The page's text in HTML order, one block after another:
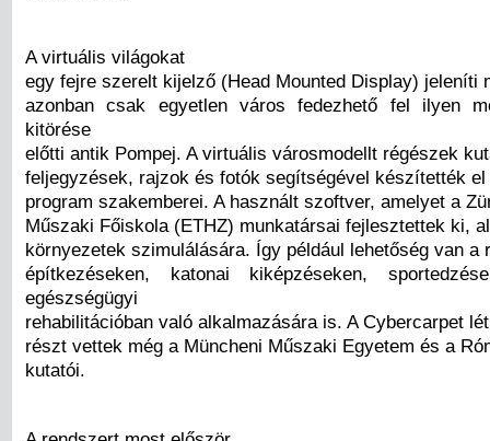
A virtuális világokat
egy fejre szerelt kijelző (Head Mounted Display) jeleníti
azonban csak egyetlen város fedezhető fel ilyen
kitörése
előtti antik Pompej. A virtuális városmodellt régészek
feljegyzések, rajzok és fotók segítségével készítették
program szakemberei. A használt szoftver, amelyet a
Műszaki Főiskola (ETHZ) munkatársai fejlesztettek ki,
környezetek szimulálására. Így például lehetőség van a
építkezéseken, katonai kiképzéseken,
egészségügyi
rehabilitációban való alkalmazására is. A Cybercarpet
részt vettek még a Müncheni Műszaki Egyetem és a
kutatói.